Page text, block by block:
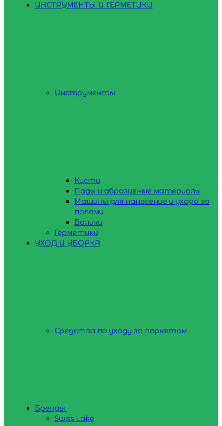
ИНСТРУМЕНТЫ И ГЕРМЕТИКИ
Инструменты
Кисти
Пады и абразивные материалы
Машины для нанесение и ухода за
полами
Валики
Герметики
УХОД И УБОРКА
Средства по уходу за паркетом
Бренды
Swiss Lake